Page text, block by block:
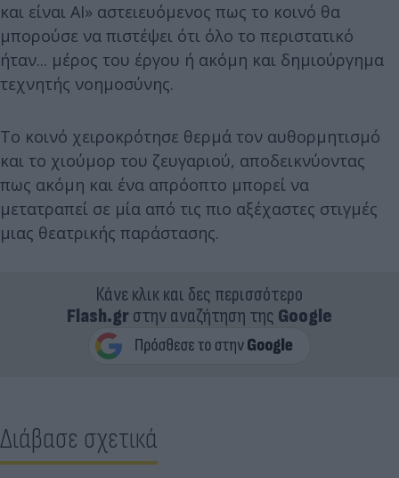
και είναι AI» αστειευόμενος πως το κοινό θα
μπορούσε να πιστέψει ότι όλο το περιστατικό
ήταν... μέρος του έργου ή ακόμη και δημιούργημα
τεχνητής νοημοσύνης.
Το κοινό χειροκρότησε θερμά τον αυθορμητισμό
και το χιούμορ του ζευγαριού, αποδεικνύοντας
πως ακόμη και ένα απρόοπτο μπορεί να
μετατραπεί σε μία από τις πιο αξέχαστες στιγμές
μιας θεατρικής παράστασης.
Κάνε κλικ και δες περισσότερο
Flash.grστην αναζήτηση της Google
Διάβασε σχετικά